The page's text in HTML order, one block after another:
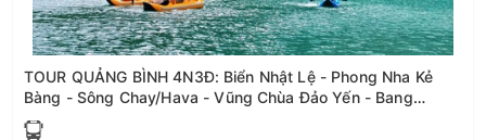
TOUR QUẢNG BÌNH 4N3Đ: Biển Nhật Lệ - Phong Nha Kẻ
Bàng - Sông Chay/Hava - Vũng Chùa Đảo Yến - Bang
Onsen